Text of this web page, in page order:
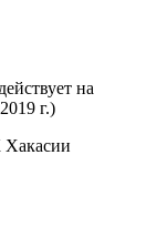
на
г.)